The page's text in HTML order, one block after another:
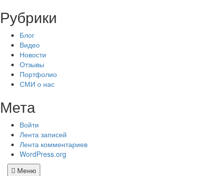
Рубрики
Блог
Видео
Новости
Отзывы
Портфолио
СМИ о нас
Мета
Войти
Лента записей
Лента комментариев
WordPress.org
Меню